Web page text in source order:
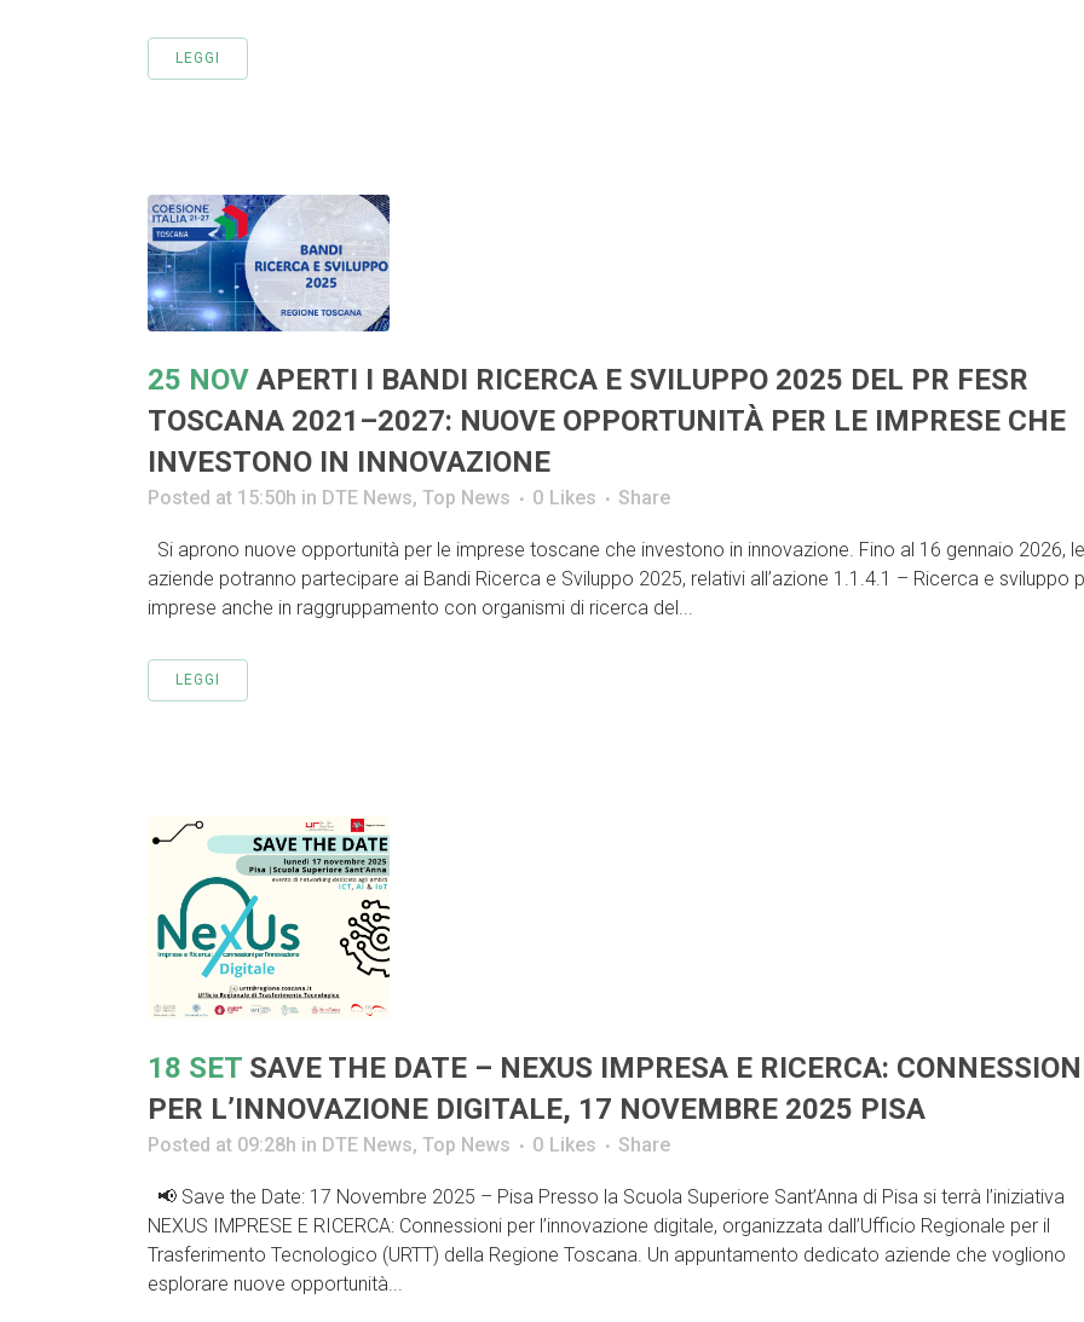
LEGGI
25 NOV APERTI I BANDI RICERCA E SVILUPPO 2025 DEL PR FESR
TOSCANA 2021–2027: NUOVE OPPORTUNITÀ PER LE IMPRESE CHE
INVESTONO IN INNOVAZIONE
Posted at 15:50h in DTE News, Top News 0 Likes Share
Si aprono nuove opportunità per le imprese toscane che investono in innovazione. Fino al 16 gennaio 2026, le
aziende potranno partecipare ai Bandi Ricerca e Sviluppo 2025, relativi all’azione 1.1.4.1 – Ricerca e sviluppo
imprese anche in raggruppamento con organismi di ricerca del...
LEGGI
18 SET SAVE THE DATE – NEXUS IMPRESA E RICERCA:
PER L’INNOVAZIONE DIGITALE, 17 NOVEMBRE 2025 PISA
Posted at 09:28h in DTE News, Top News 0 Likes Share
📢 Save the Date: 17 Novembre 2025 – Pisa Presso la Scuola Superiore Sant’Anna di Pisa si terrà l’iniziativa
NEXUS IMPRESE E RICERCA: Connessioni per l’innovazione digitale, organizzata dall’Ufficio Regionale per il
Trasferimento Tecnologico (URTT) della Regione Toscana. Un appuntamento dedicato aziende che vogliono
esplorare nuove opportunità...